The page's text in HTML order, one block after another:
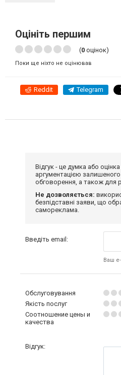
Оцініть першим
(0 оцінок)
Поки ще ніхто не оцінював
Reddit Telegram
Відгук - це думка або
аргументацією
обговорення, а також для
Не дозволяється:
безпідставні заяви, що
самореклама.
Введіть email:
Ваш
Обслуговування
Якість послуг
Соотношение цены и
качества
Відгук: